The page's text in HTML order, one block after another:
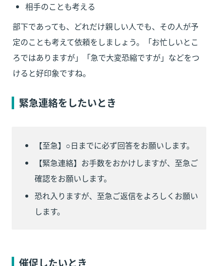
相手のことも考える
部下であっても、どれだけ親しい人でも、その人が予
定のことも考えて依頼をしましょう。「お忙しいとこ
ろではありますが」「急で大変恐縮ですが」などをつ
けると好印象ですね。
緊急連絡をしたいとき
【至急】○日までに必ず回答をお願いします。
【緊急連絡】お手数をおかけしますが、至急ご
確認をお願いします。
恐れ入りますが、至急ご返信をよろしくお願い
します。
催促したいとき